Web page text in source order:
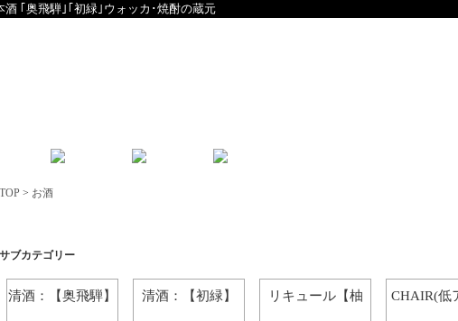
奥飛騨｣｢初緑｣ウォッカ･焼酎の蔵元
TOP > お酒
サブカテゴリー
清酒：【奥飛騨】 清酒：【初緑】 リキュール【柚 CHAIR(低